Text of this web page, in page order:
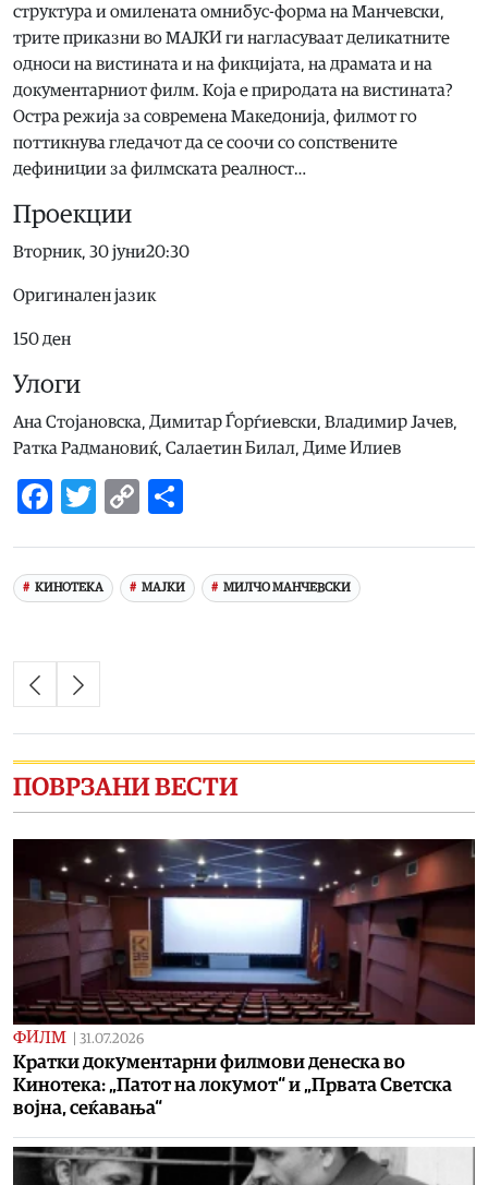
структура и омилената омнибус-форма на Манчевски,
трите приказни во МАЈКИ ги нагласуваат деликатните
односи на вистината и на фикцијата, на драмата и на
документарниот филм. Која е природата на вистината?
Остра режија за современа Македонија, филмот го
поттикнува гледачот да се соочи со сопствените
дефиниции за филмската реалност…
Проекции
Вторник, 30 јуни20:30
Оригинален јазик
150 ден
Улоги
Ана Стојановска, Димитар Ѓорѓиевски, Владимир Јачев,
Ратка Радмановиќ, Салаетин Билал, Диме Илиев
Facebook
Twitter
Copy
КИНОТЕКА МАЈКИ МИЛЧО МАНЧЕВСКИ
ПОВРЗАНИ ВЕСТИ
ФИЛМ | 31.07.2026
Кратки документарни филмови денеска во
Кинотека: „Патот на локумот“ и „Првата Светска
војна, сеќавања“